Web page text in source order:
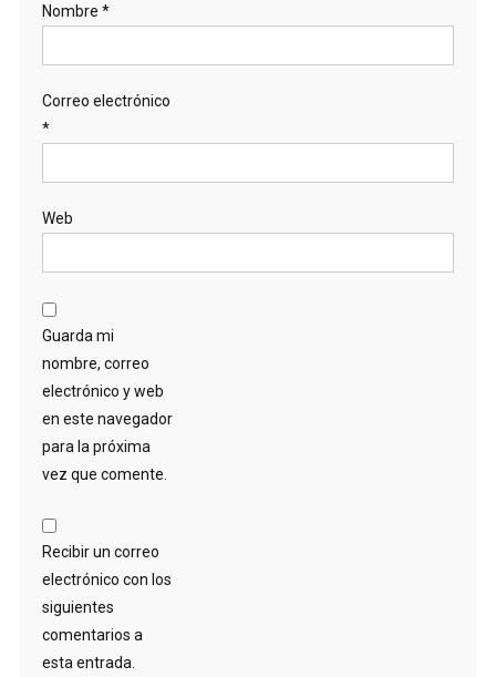
Nombre *
Correo electrónico
*
Web
Guarda mi
nombre, correo
electrónico y web
en este navegador
para la próxima
vez que comente.
Recibir un correo
electrónico con los
siguientes
comentarios a
esta entrada.